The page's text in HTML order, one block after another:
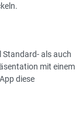
als auch
mit einem
diese